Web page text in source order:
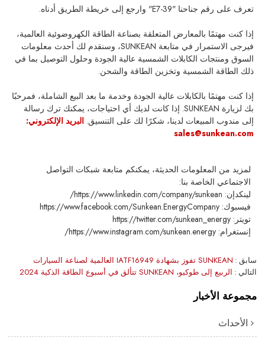
تعرف على رقم جناحنا "E7-39" وارجع إلى خريطة الطريق أدناه.
إذا كنت مهتمًا بالمعارض المتعلقة بصناعة الطاقة الكهروضوئية العالمية،
فيرجى الاستمرار في متابعة SUNKEAN، وسنقدم لك أحدث معلومات
السوق ومنتجات الكابلات الشمسية عالية الجودة وحلول التوصيل بما في
ذلك الطاقة الشمسية وتخزين الطاقة والشحن.
إذا كنت مهتمًا بالكابلات عالية الجودة وخدمة ما بعد البيع الشاملة، فمرحبًا
بك لزيارة SUNKEAN. إذا كانت لديك أي احتياجات، يمكنك ترك رسالة
إلى مندوب المبيعات لدينا، شكرًا لك على التنسيق.البريد الإلكتروني:
sales@sunkean.com
لمزيد من المعلومات الحديثة، يمكنكم متابعة شبكات التواصل
الاجتماعي الخاصة بنا:
لينكدإن: https://www.linkedin.com/company/sunkean/
فيسبوك: https://www.facebook.com/Sunkean.EnergyCompany
تويتر: https://twitter.com/sunkean_energy
إنستغرام: https://www.instagram.com/sunkean.energy/
سابق SUNKEAN تفوز بشهادة IATF16949 العالمية لصناعة السيارات
التالي الربيع إلى طوكيو، SUNKEAN تتألق في أسبوع الطاقة الذكية 2024
مجموعة الأخبار
الأحداث